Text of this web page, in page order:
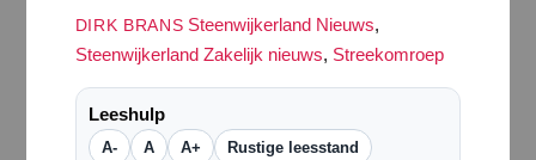
DIRK BRANS Steenwijkerland Nieuws,
Steenwijkerland Zakelijk nieuws, Streekomroep
Leeshulp
A- A A+ Rustige leesstand